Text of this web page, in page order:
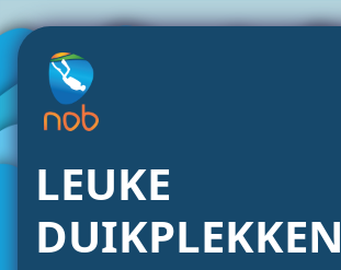
LEUKE
DUIKPLEKKEN